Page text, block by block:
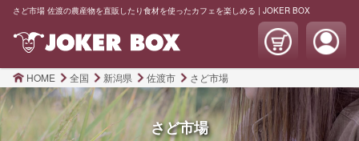
さど市場 佐渡の農産物を直販したり食材を使ったカフェを楽しめる | JOKER BOX
HOME 全国 新潟県 佐渡市 さど市場
さど市場